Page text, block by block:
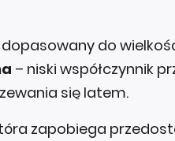
do
– niski współczynnik
się latem.
zapobiega